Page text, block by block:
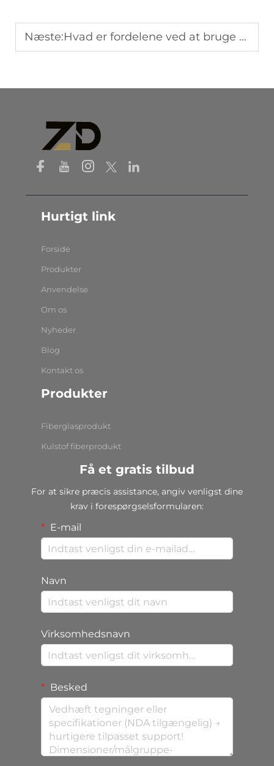
Næste:Hvad er fordelene ved at bruge fiberglasstolper i landskabsarkitektprojekter?
Hurtigt link
Forside
Produkter
Anvendelse
Om os
Nyheder
Blog
Kontakt os
Produkter
Fiberglasprodukt
Kulstof fiberprodukt
Få et gratis tilbud
For at sikre præcis assistance, angiv venligst dine
krav i forespørgselsformularen:
E-mail
Navn
Virksomhedsnavn
Besked